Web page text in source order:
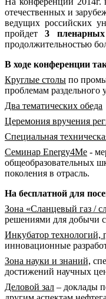
отечественных и
ведущих российских
пройдет3
продолжительностью
В ходе конференции
Круглые столы по
проблемам раздельного
Два тематических обеда
Церемония вручения
Специальная
Семинар Energy4Me -
общеобразовательных
поколения в отрасль.
На бесплатной для
Зона «Сланцевый газ /
решениями для добычи
Инкубатор технологий,
инновационные
Зона науки и знаний,
достижений научных
Деловой зал – доклады